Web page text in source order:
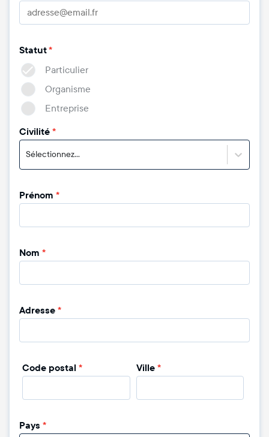
Statut*
Particulier
Organisme
Entreprise
Civilité*
Sélectionnez...
Prénom *
Nom *
Adresse*
Code postal * Ville *
Pays *